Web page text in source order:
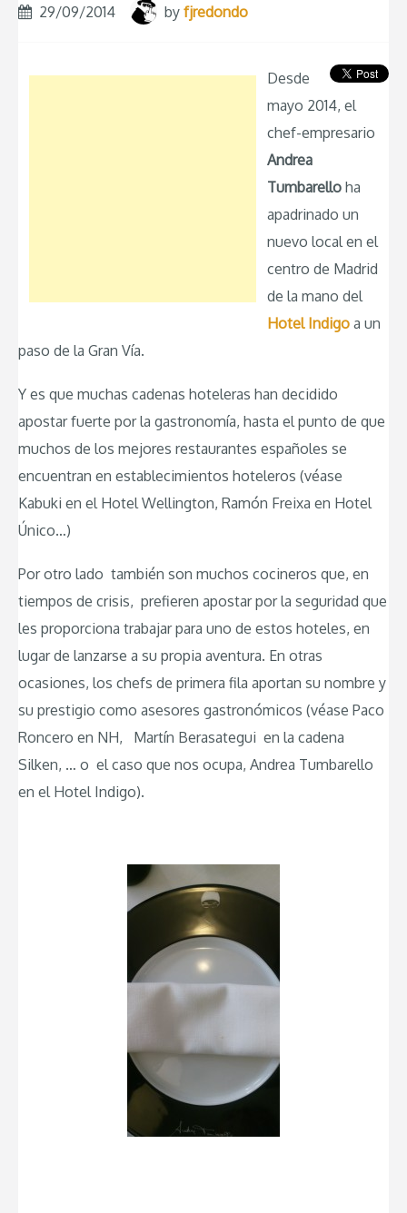
29/09/2014 by fjredondo
Desde
mayo 2014, el
chef-empresario
Andrea
Tumbarello ha
apadrinado un
nuevo local en el
centro de Madrid
de la mano del
Hotel Indigo a un
paso de la Gran Vía.
Y es que muchas cadenas hoteleras han decidido
apostar fuerte por la gastronomía, hasta el punto de que
muchos de los mejores restaurantes españoles se
encuentran en establecimientos hoteleros (véase
Kabuki en el Hotel Wellington, Ramón Freixa en Hotel
Único…)
Por otro lado también son muchos cocineros que, en
tiempos de crisis, prefieren apostar por la seguridad que
les proporciona trabajar para uno de estos hoteles, en
lugar de lanzarse a su propia aventura. En otras
ocasiones, los chefs de primera fila aportan su nombre y
su prestigio como asesores gastronómicos (véase Paco
Roncero en NH, Martín Berasategui en la cadena
Silken, … o el caso que nos ocupa, Andrea Tumbarello
en el Hotel Indigo).